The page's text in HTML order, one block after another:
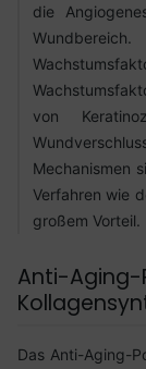
die
von
Mechanismen
Verfahren wie
großem Vorteil.
Anti-Aging-
Das Anti-Aging-